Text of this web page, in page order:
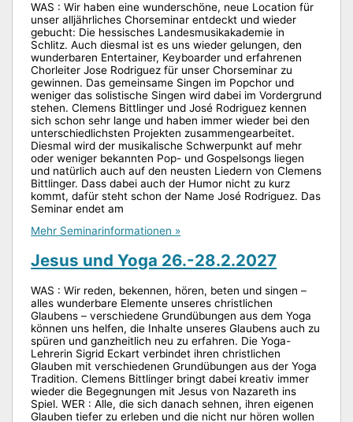
WAS : Wir haben eine wunderschöne, neue Location für
unser alljährliches Chorseminar entdeckt und wieder
gebucht: Die hessisches Landesmusikakademie in
Schlitz. Auch diesmal ist es uns wieder gelungen, den
wunderbaren Entertainer, Keyboarder und erfahrenen
Chorleiter Jose Rodriguez für unser Chorseminar zu
gewinnen. Das gemeinsame Singen im Popchor und
weniger das solistische Singen wird dabei im Vordergrund
stehen. Clemens Bittlinger und José Rodriguez kennen
sich schon sehr lange und haben immer wieder bei den
unterschiedlichsten Projekten zusammengearbeitet.
Diesmal wird der musikalische Schwerpunkt auf mehr
oder weniger bekannten Pop- und Gospelsongs liegen
und natürlich auch auf den neusten Liedern von Clemens
Bittlinger. Dass dabei auch der Humor nicht zu kurz
kommt, dafür steht schon der Name José Rodriguez. Das
Seminar endet am
Mehr Seminarinformationen »
Jesus und Yoga 26.-28.2.2027
WAS : Wir reden, bekennen, hören, beten und singen –
alles wunderbare Elemente unseres christlichen
Glaubens – verschiedene Grundübungen aus dem Yoga
können uns helfen, die Inhalte unseres Glaubens auch zu
spüren und ganzheitlich neu zu erfahren. Die Yoga-
Lehrerin Sigrid Eckart verbindet ihren christlichen
Glauben mit verschiedenen Grundübungen aus der Yoga
Tradition. Clemens Bittlinger bringt dabei kreativ immer
wieder die Begegnungen mit Jesus von Nazareth ins
Spiel. WER : Alle, die sich danach sehnen, ihren eigenen
Glauben tiefer zu erleben und die nicht nur hören wollen